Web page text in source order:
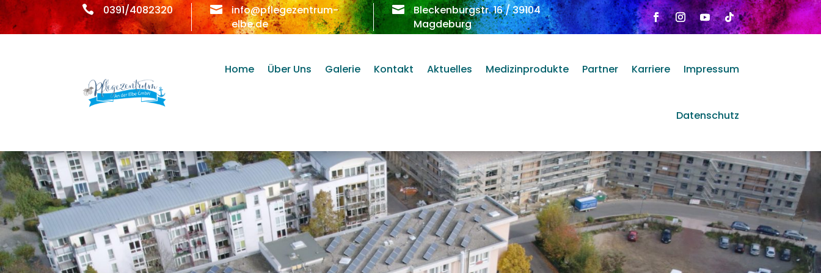
 0391/4082320 
info@pflegezentrum-
elbe.de

Bleckenburgstr. 16 / 39104
Magdeburg
Home Über Uns Galerie Kontakt Aktuelles Medizinprodukte Partner Karriere Impressum
Datenschutz